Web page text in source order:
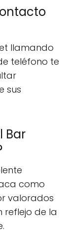
llamando
teléfono te
sus
Bar
como
valorados
reflejo de la